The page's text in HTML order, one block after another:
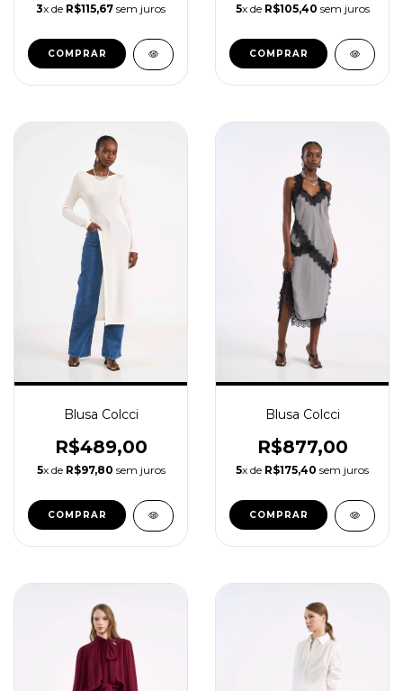
3x de R$115,67 sem juros
COMPRAR
5x de R$105,40 sem juros
COMPRAR
Blusa Colcci
R$489,00
5x de R$97,80 sem juros
COMPRAR
Blusa Colcci
R$877,00
5x de R$175,40 sem juros
COMPRAR